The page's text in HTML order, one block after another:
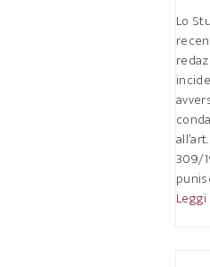
Lo
309/